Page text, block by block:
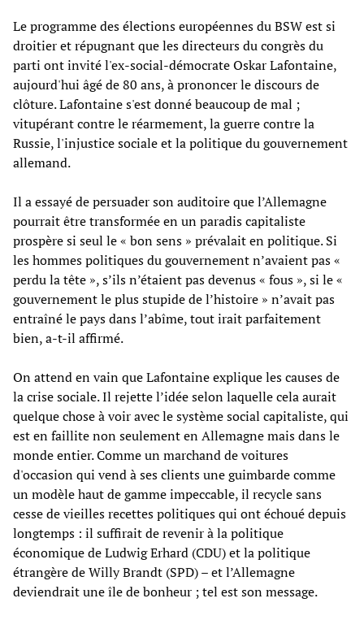
Le programme des élections européennes du BSW est si
droitier et répugnant que les directeurs du congrès du
parti ont invité l'ex-social-démocrate Oskar Lafontaine,
aujourd'hui âgé de 80 ans, à prononcer le discours de
clôture. Lafontaine s'est donné beaucoup de mal ;
vitupérant contre le réarmement, la guerre contre la
Russie, l'injustice sociale et la politique du gouvernement
allemand.
Il a essayé de persuader son auditoire que l’Allemagne
pourrait être transformée en un paradis capitaliste
prospère si seul le « bon sens » prévalait en politique. Si
les hommes politiques du gouvernement n’avaient pas «
perdu la tête », s’ils n’étaient pas devenus « fous », si le «
gouvernement le plus stupide de l’histoire » n’avait pas
entraîné le pays dans l’abîme, tout irait parfaitement
bien, a-t-il affirmé.
On attend en vain que Lafontaine explique les causes de
la crise sociale. Il rejette l’idée selon laquelle cela aurait
quelque chose à voir avec le système social capitaliste, qui
est en faillite non seulement en Allemagne mais dans le
monde entier. Comme un marchand de voitures
d'occasion qui vend à ses clients une guimbarde comme
un modèle haut de gamme impeccable, il recycle sans
cesse de vieilles recettes politiques qui ont échoué depuis
longtemps : il suffirait de revenir à la politique
économique de Ludwig Erhard (CDU) et la politique
étrangère de Willy Brandt (SPD) – et l’Allemagne
deviendrait une île de bonheur ; tel est son message.